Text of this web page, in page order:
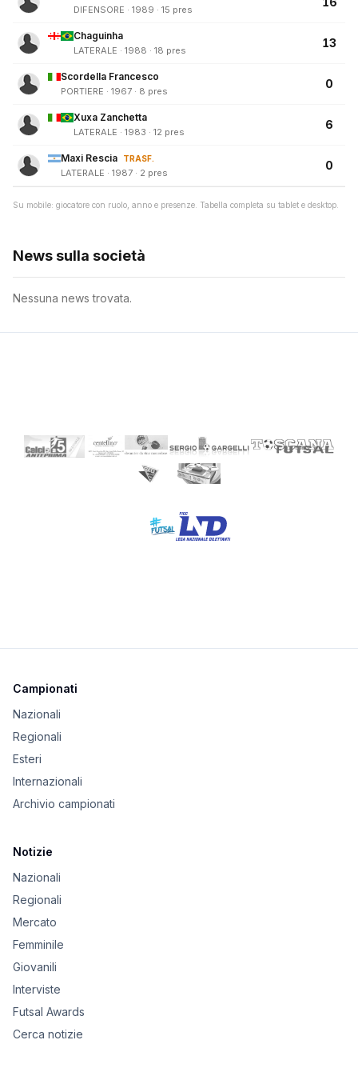
DIFENSORE · 1989 · 15 pres
Chaguinha
LATERALE · 1988 · 18 pres
13
Scordella Francesco
PORTIERE · 1967 · 8 pres
0
Xuxa Zanchetta
LATERALE · 1983 · 12 pres
6
Maxi Rescia TRASF.
LATERALE · 1987 · 2 pres
0
Su mobile: giocatore con ruolo, anno e presenze. Tabella completa su tablet e desktop.
News sulla società
Nessuna news trovata.
Campionati
Nazionali
Regionali
Esteri
Internazionali
Archivio campionati
Notizie
Nazionali
Regionali
Mercato
Femminile
Giovanili
Interviste
Futsal Awards
Cerca notizie